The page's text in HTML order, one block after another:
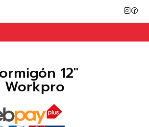
12"
Workpro